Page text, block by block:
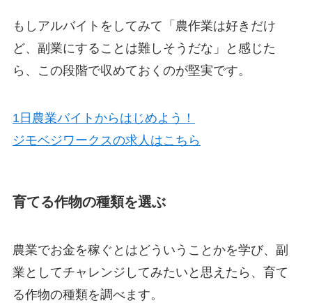
もしアルバイトをしてみて「農作業は好きだけ
ど、副業にすることは難しそうだな」と感じた
ら、この段階で収めておくのが堅実です。
1日農業バイトからはじめよう！
ジモベジワークスの求人はこちら
育てる作物の種類を選ぶ
農業でお金を稼ぐとはどういうことかを学び、副
業としてチャレンジしてみたいと思えたら、育て
る作物の種類を調べます。